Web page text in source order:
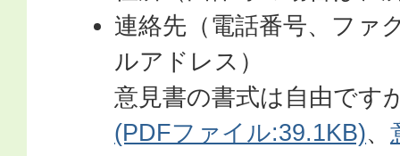
連絡先（電話番号、ファ
ルアドレス）
意見書の書式は自由です
(PDFファイル:39.1KB)、